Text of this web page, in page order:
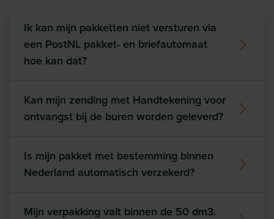
Ik kan mijn pakketten niet versturen via
een PostNL pakket- en briefautomaat
hoe kan dat?
Kan mijn zending met Handtekening voor
ontvangst bij de buren worden geleverd?
Is mijn pakket met bestemming binnen
Nederland automatisch verzekerd?
Mijn verpakking valt binnen de 50 dm3.